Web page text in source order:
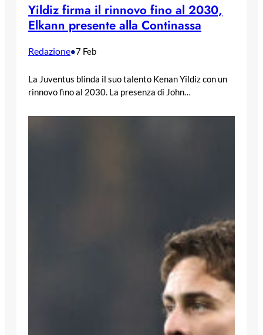
Yildiz firma il rinnovo fino al 2030,
Elkann presente alla Continassa
Redazione•7 Feb
La Juventus blinda il suo talento Kenan Yildiz con un
rinnovo fino al 2030. La presenza di John…